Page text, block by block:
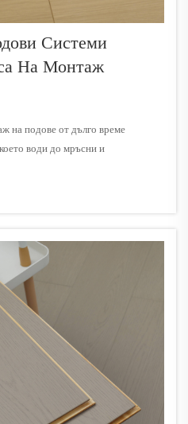
Системи
На Монтаж
на подове от дълго време
води до мръсни и
професионални познания и
Съвременните безлепни подови